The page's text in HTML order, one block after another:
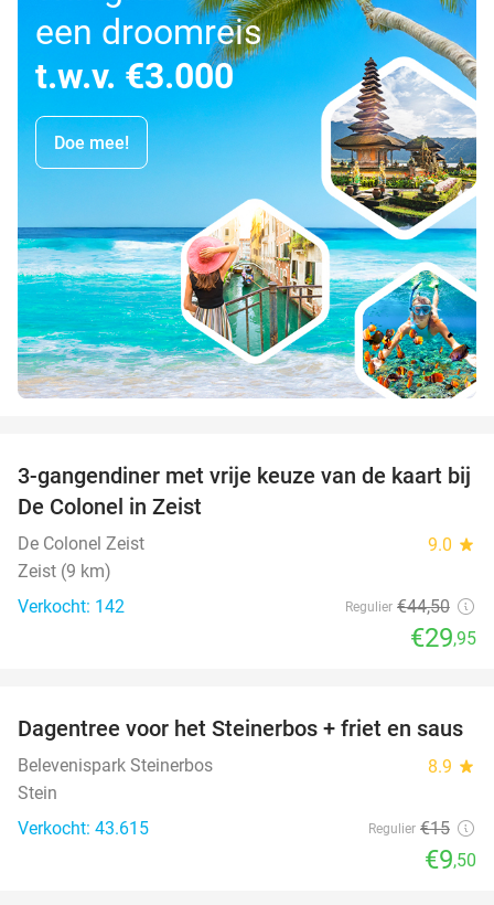
een droomreis
t.w.v. €3.000
Doe mee!
33%
3-gangendiner met vrije keuze van de kaart bij
De Colonel in Zeist
De Colonel Zeist 9.0 star
Zeist (9 km)
Verkocht: 142
Regulier €44,50
€29,95
37%
Dagentree voor het Steinerbos + friet en saus
Belevenispark Steinerbos 8.9 star
Stein
Verkocht: 43.615
Regulier €15
€9,50